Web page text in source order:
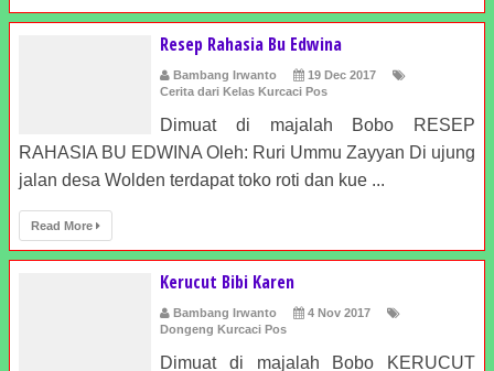
Resep Rahasia Bu Edwina
Bambang Irwanto
19 Dec 2017
Cerita dari Kelas Kurcaci Pos
Dimuat di majalah Bobo RESEP
RAHASIA BU EDWINA Oleh: Ruri Ummu Zayyan Di ujung
jalan desa Wolden terdapat toko roti dan kue ...
Read More
Kerucut Bibi Karen
Bambang Irwanto
4 Nov 2017
Dongeng Kurcaci Pos
Dimuat di majalah Bobo KERUCUT